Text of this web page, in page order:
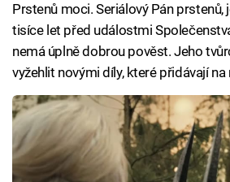
Prstenů moci. Seriálový Pán prstenů,
tisíce let před událostmi
nemá úplně dobrou pověst. Jeho
vyžehlit novými díly, které přidávají